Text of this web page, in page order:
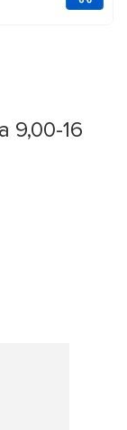
9,00-16